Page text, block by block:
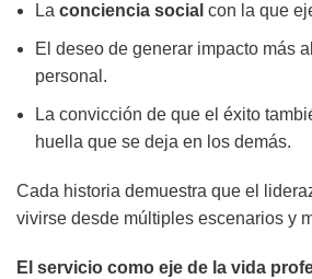
La conciencia social con la que
El deseo de generar impacto más
personal.
La convicción de que el éxito
huella que se deja en los demás.
Cada historia demuestra que el
vivirse desde múltiples escenarios y
El servicio como eje de la vida